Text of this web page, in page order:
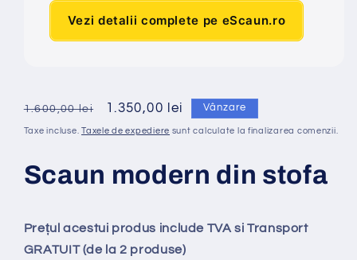
Vezi detalii complete pe eScaun.ro
Preț
obișnuit
1.600,00 lei
Preț
redus
1.350,00 lei Vânzare
Taxe incluse.Taxele de expediere sunt calculate la finalizarea comenzii.
Scaun modern din stofa
Prețul acestui produs include TVA si Transport
GRATUIT (de la 2 produse)